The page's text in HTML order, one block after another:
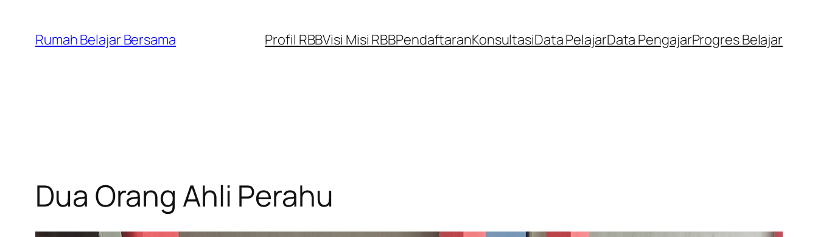
konten
Rumah Belajar Bersama Profil RBBVisi Misi RBBPendaftaranKonsultasiData PelajarData PengajarProgres Belajar
Dua Orang Ahli Perahu